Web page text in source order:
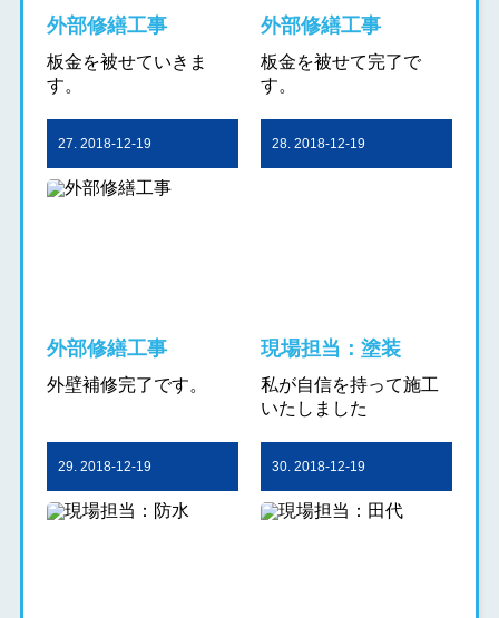
外部修繕工事
板金を被せていきま
す。
外部修繕工事
板金を被せて完了で
す。
27. 2018-12-19
外部修繕工事
外壁補修完了です。
28. 2018-12-19
現場担当：塗装
私が自信を持って施工
いたしました
29. 2018-12-19 30. 2018-12-19